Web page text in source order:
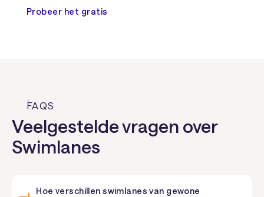
Probeer het gratis
FAQS
Veelgestelde vragen over
Swimlanes
Hoe verschillen swimlanes van gewone